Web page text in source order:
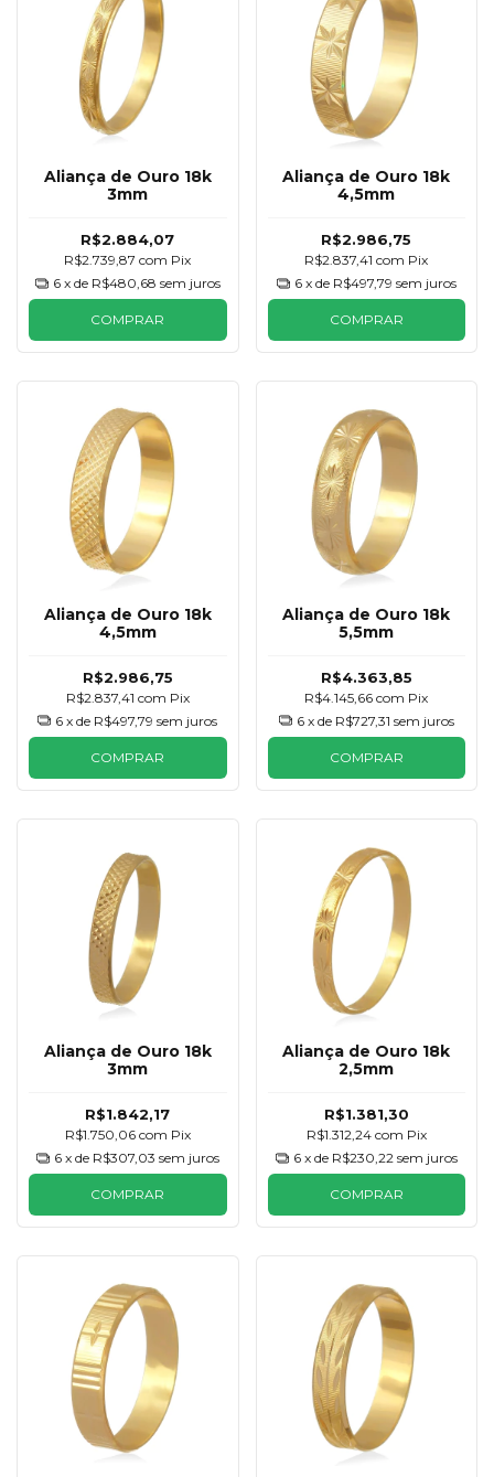
Aliança de Ouro 18k
3mm
R$2.884,07
R$2.739,87com Pix
6 x de R$480,68 sem juros
COMPRAR
Aliança de Ouro 18k
4,5mm
R$2.986,75
R$2.837,41com Pix
6 x de R$497,79 sem juros
COMPRAR
Aliança de Ouro 18k
4,5mm
R$2.986,75
R$2.837,41 com Pix
6 x de R$497,79 sem juros
COMPRAR
Aliança de Ouro 18k
5,5mm
R$4.363,85
R$4.145,66com Pix
6 x de R$727,31 sem juros
COMPRAR
Aliança de Ouro 18k
3mm
R$1.842,17
R$1.750,06 com Pix
6 x de R$307,03 sem juros
COMPRAR
Aliança de Ouro 18k
2,5mm
R$1.381,30
R$1.312,24 com Pix
6 x de R$230,22 sem juros
COMPRAR